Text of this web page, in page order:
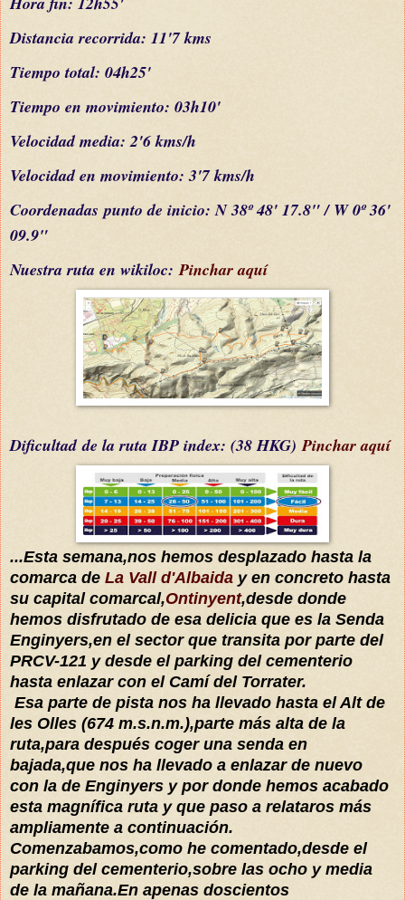
Distancia recorrida: 11'7 kms
Tiempo total: 04h25'
Tiempo en movimiento: 03h10'
Velocidad media: 2'6 kms/h
Velocidad en movimiento: 3'7 kms/h
Coordenadas punto de inicio: N 38º 48' 17.8" / W 0º 36'
09.9"
Nuestra ruta en wikiloc:Pinchar aquí
Dificultadde la ruta IBP index: (38 HKG)Pinchar aquí
...Esta semana,nos hemos desplazado hasta la
comarca de La Vall d'Albaida y en concreto hasta
su capital comarcal,Ontinyent,desde donde
hemos disfrutado de esa delicia que es la Senda
Enginyers,en el sector que transita por parte del
PRCV-121 y desde el parking del cementerio
hasta enlazar con el Camí del Torrater.
Esa parte de pista nos ha llevado hasta el Alt de
les Olles (674 m.s.n.m.),parte más alta de la
ruta,para después coger una senda en
bajada,que nos ha llevado a enlazar de nuevo
con la de Enginyers y por donde hemos acabado
esta magnífica ruta y que paso a relataros más
ampliamente a continuación.
Comenzabamos,como he comentado,desde el
parking del cementerio,sobre las ocho y media
de la mañana.En apenas doscientos